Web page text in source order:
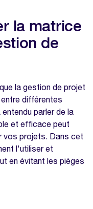
la matrice
de
la gestion de projet
différentes
parler de la
et efficace peut
vos projets. Dans cet
l'utiliser et
en évitant les pièges